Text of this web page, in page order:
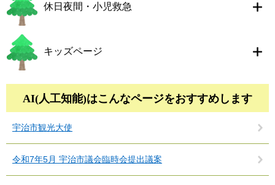
休日夜間・小児救急
キッズページ
AI(人工知能)はこんなページをおすすめします
宇治市観光大使
令和7年5月 宇治市議会臨時会提出議案